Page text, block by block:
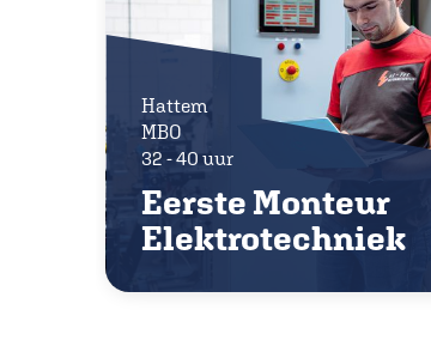
Hattem
MBO
32 - 40 uur
Eerste Monteur
Elektrotechniek